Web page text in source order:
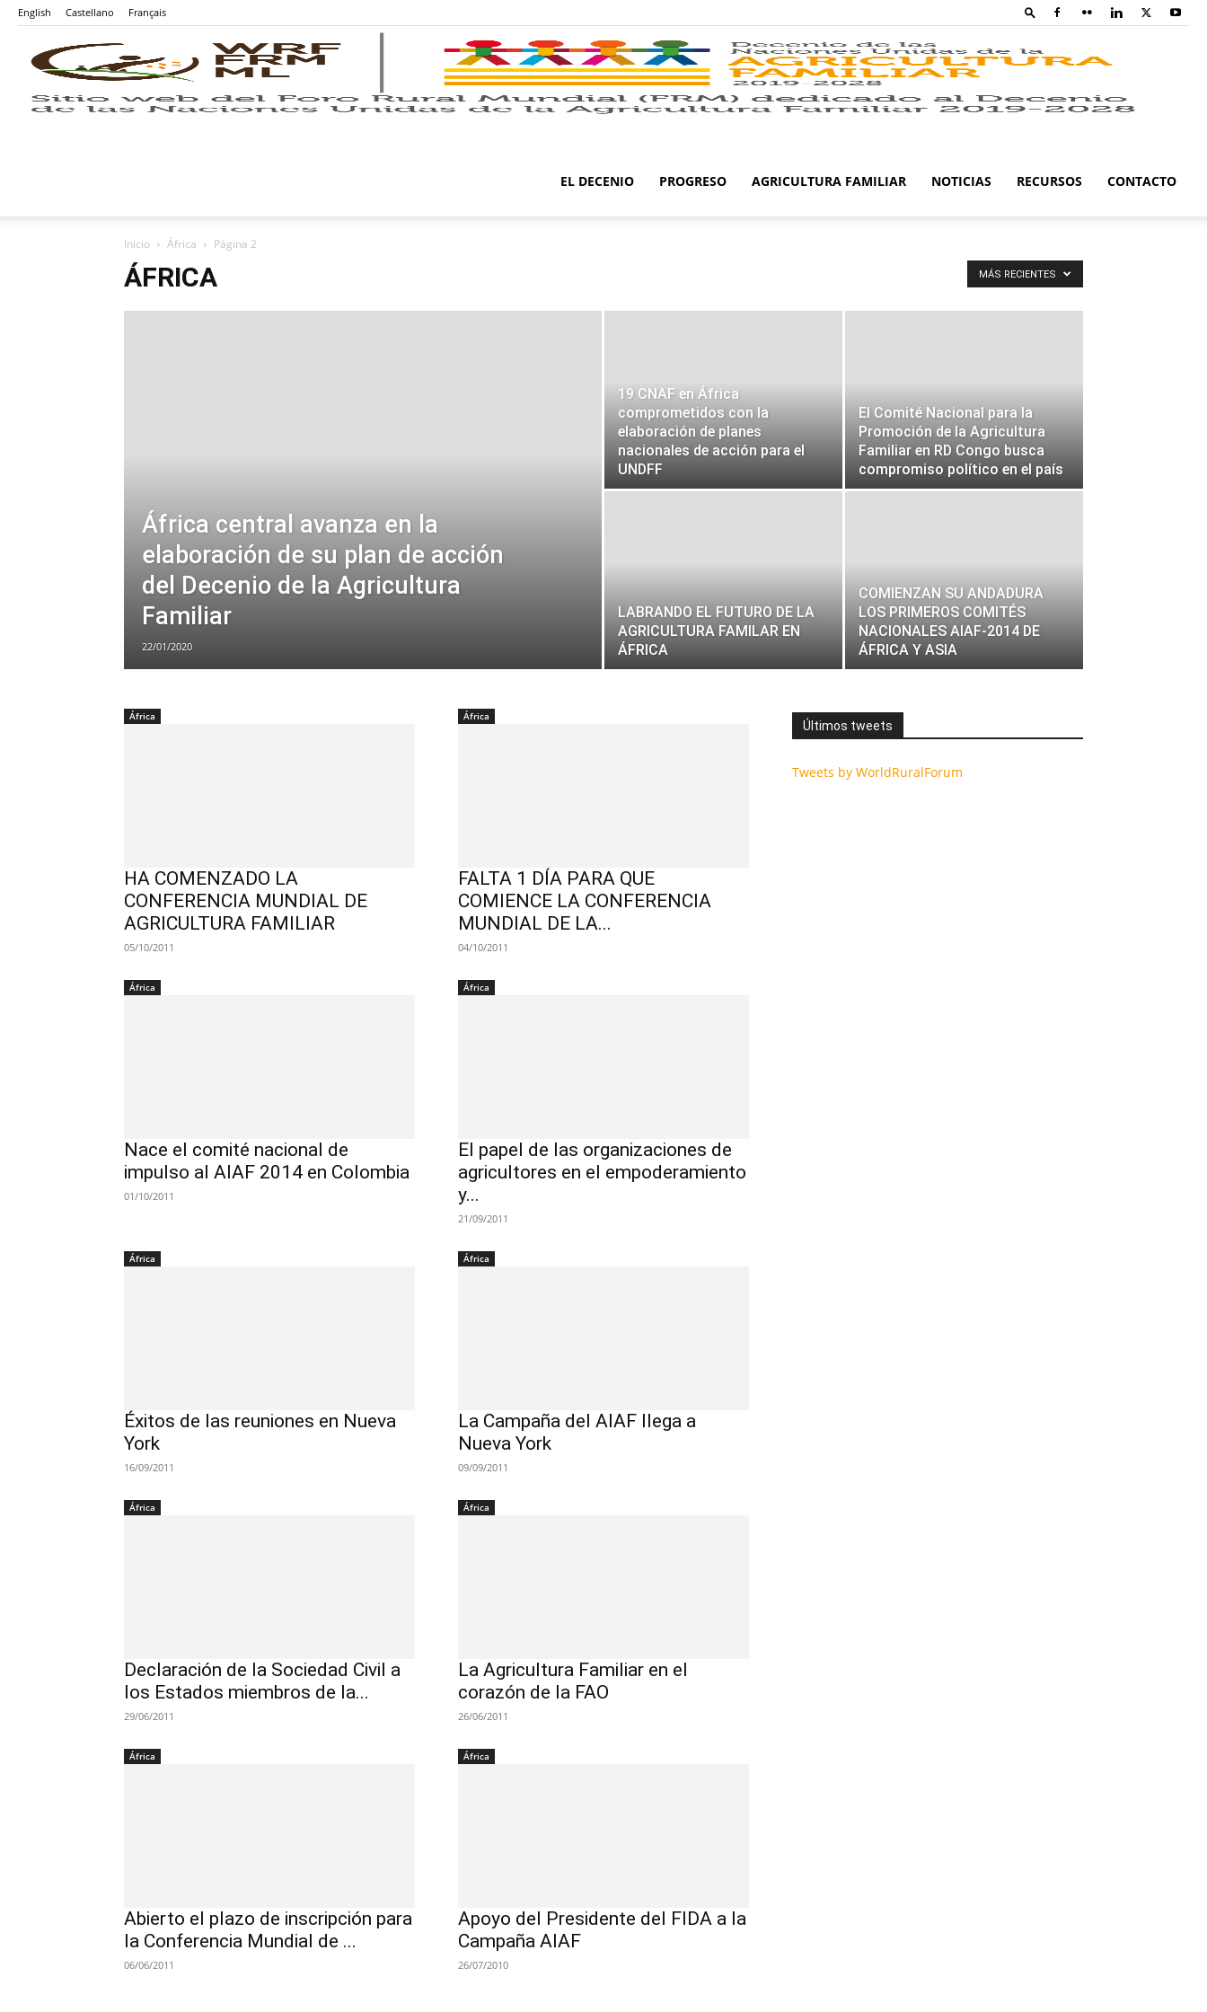
English Castellano Français
EL DECENIO PROGRESO AGRICULTURA FAMILIAR NOTICIAS RECURSOS CONTACTO
Inicio África Página 2
ÁFRICA MÁS RECIENTES
África central avanza en la
elaboración de su plan de acción
del Decenio de la Agricultura
Familiar
22/01/2020
19 CNAF en África
comprometidos con la
elaboración de planes
nacionales de acción para el
UNDFF
El Comité Nacional para la
Promoción de la Agricultura
Familiar en RD Congo busca
compromiso político en el país
LABRANDO EL FUTURO DE LA
AGRICULTURA FAMILAR EN
ÁFRICA
COMIENZAN SU ANDADURA
LOS PRIMEROS COMITÉS
NACIONALES AIAF-2014 DE
ÁFRICA Y ASIA
África
HA COMENZADO LA
CONFERENCIA MUNDIAL DE
AGRICULTURA FAMILIAR
05/10/2011
África
FALTA 1 DÍA PARA QUE
COMIENCE LA CONFERENCIA
MUNDIAL DE LA...
04/10/2011
África
Nace el comité nacional de
impulso al AIAF 2014 en Colombia
01/10/2011
África
El papel de las organizaciones de
agricultores en el empoderamiento
y...
21/09/2011
África
Éxitos de las reuniones en Nueva
York
16/09/2011
África
La Campaña del AIAF llega a
Nueva York
09/09/2011
África
Declaración de la Sociedad Civil a
los Estados miembros de la...
29/06/2011
África
La Agricultura Familiar en el
corazón de la FAO
26/06/2011
África
Abierto el plazo de inscripción para
la Conferencia Mundial de ...
06/06/2011
África
Apoyo del Presidente del FIDA a la
Campaña AIAF
26/07/2010
Últimos tweets
Tweets by WorldRuralForum